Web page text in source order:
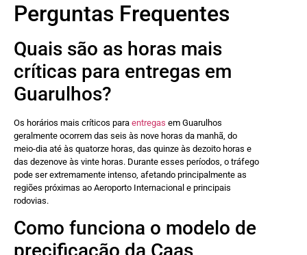
Perguntas Frequentes
Quais são as horas mais
críticas para entregas em
Guarulhos?
Os horários mais críticos para entregas em Guarulhos
geralmente ocorrem das seis às nove horas da manhã, do
meio-dia até às quatorze horas, das quinze às dezoito horas e
das dezenove às vinte horas. Durante esses períodos, o tráfego
pode ser extremamente intenso, afetando principalmente as
regiões próximas ao Aeroporto Internacional e principais
rodovias.
Como funciona o modelo de